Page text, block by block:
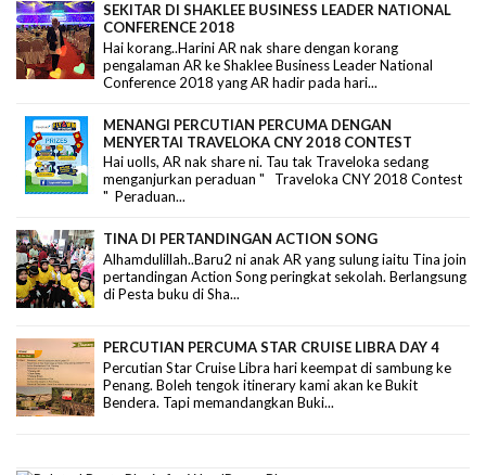
SEKITAR DI SHAKLEE BUSINESS LEADER NATIONAL
CONFERENCE 2018
Hai korang..Harini AR nak share dengan korang
pengalaman AR ke Shaklee Business Leader National
Conference 2018 yang AR hadir pada hari...
MENANGI PERCUTIAN PERCUMA DENGAN
MENYERTAI TRAVELOKA CNY 2018 CONTEST
Hai uolls, AR nak share ni. Tau tak Traveloka sedang
menganjurkan peraduan " Traveloka CNY 2018 Contest
" Peraduan...
TINA DI PERTANDINGAN ACTION SONG
Alhamdulillah..Baru2 ni anak AR yang sulung iaitu Tina join
pertandingan Action Song peringkat sekolah. Berlangsung
di Pesta buku di Sha...
PERCUTIAN PERCUMA STAR CRUISE LIBRA DAY 4
Percutian Star Cruise Libra hari keempat di sambung ke
Penang. Boleh tengok itinerary kami akan ke Bukit
Bendera. Tapi memandangkan Buki...